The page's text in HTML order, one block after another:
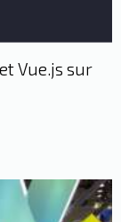
Vue.js sur